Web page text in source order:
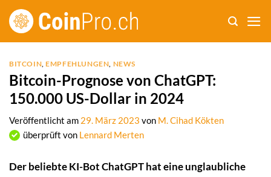
Zum
Inhalt
BITCOIN,EMPFEHLUNGEN, NEWS
Bitcoin-Prognose von ChatGPT:
150.000 US-Dollar in 2024
Veröffentlicht am 29. März 2023 von M. Cihad Kökten
überprüft von Lennard Merten
Der beliebte KI-Bot ChatGPT hat eine unglaubliche